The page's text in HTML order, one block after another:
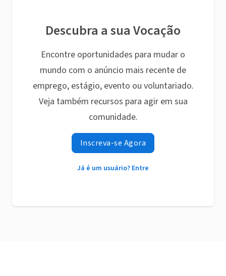
Descubra a sua Vocação
Encontre oportunidades para mudar o
mundo com o anúncio mais recente de
emprego, estágio, evento ou voluntariado.
Veja também recursos para agir em sua
comunidade.
Inscreva-se Agora
Já é um usuário? Entre